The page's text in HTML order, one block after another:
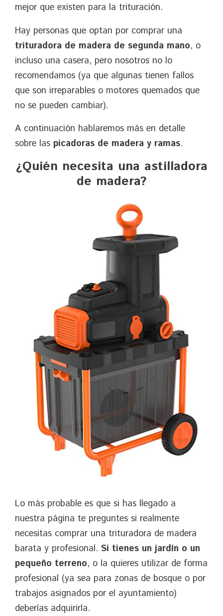
mejor que existen para la trituración.
Hay personas que optan por comprar una
trituradora de madera de segunda mano, o
incluso una casera, pero nosotros no lo
recomendamos (ya que algunas tienen fallos
que son irreparables o motores quemados que
no se pueden cambiar).
A continuación hablaremos más en detalle
sobre las picadoras de madera y ramas.
¿Quién necesita una astilladora
de madera?
Lo más probable es que si has llegado a
nuestra página te preguntes si realmente
necesitas comprar una trituradora de madera
barata y profesional. Si tienes un jardín o un
pequeño terreno, o la quieres utilizar de forma
profesional (ya sea para zonas de bosque o por
trabajos asignados por el ayuntamiento)
deberías adquirirla.